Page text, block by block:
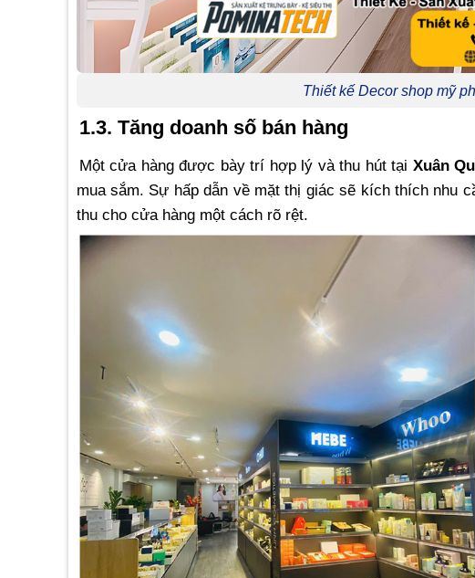
Thiết kế Decor shop mỹ
1.3. Tăng doanh số bán hàng
Một cửa hàng được bày trí hợp lý và thu hút tại Xuân
mua sắm. Sự hấp dẫn về mặt thị giác sẽ kích thích nhu
thu cho cửa hàng một cách rõ rệt.